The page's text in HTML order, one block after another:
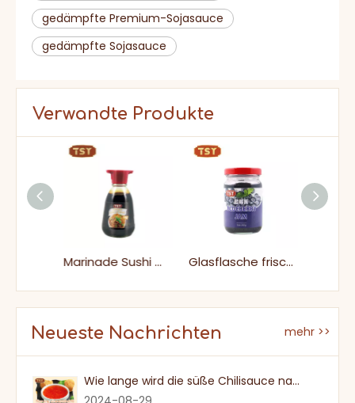
gedämpfte Premium-Sojasauce
gedämpfte Sojasauce
Verwandte Produkte
Marinade Sushi Wasabi Sojasauce Glasflasche frischer exquisiter fruchtiger Blaubeermarmelade
Neueste Nachrichten mehr >>
Wie lange wird die süße Chilisauce nach einmal eröffnet?